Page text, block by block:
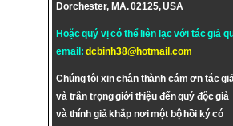
Dorchester, MA. 02125, USA
Hoặc quý vị có thể liên lạc với tác giả
email:dcbinh38@hotmail.com
Chúng tôi xin chân thành cám ơn tác
và trân trọng giới thiệu đến quý độc giả
và thính giả khắp nơi một bộ hồi ký có